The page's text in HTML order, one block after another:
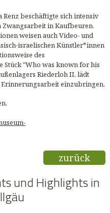
beschäftigte sich intensiv
in Kaufbeuren.
weisen auch Video- und
israelischen Künstler*innen
des
Stück "Who was known for his
Riederloh II, lädt
einzubringen.
zurück
und Highlights in